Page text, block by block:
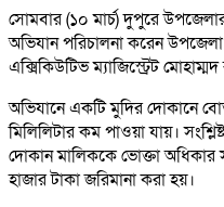
সোমবার (১০ মার্চ) দুপুরে
অভিযান পরিচালনা করেন উপজেলা
এক্সিকিউটিভ ম্যাজিস্ট্রেট
অভিযানে একটি মুদির দোকানে
মিলিলিটার কম পাওয়া যায়।
দোকান মালিককে ভোক্তা
হাজার টাকা জরিমানা করা হয়।